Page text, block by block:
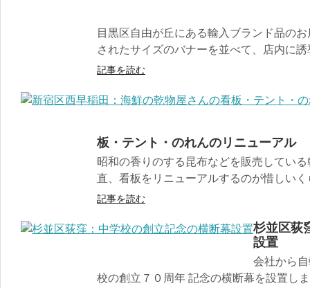
目黒区自由が丘にある輸入ブランド品の
されたサイズのバナーを並べて、店内に
記事を読む
板・テント・のれんのリニューアル
昭和の香りのする昆布などを販売してい
直、看板をリニューアルするのが惜しい
記事を読む
杉並区荻
設置
会社から
校の創立７０周年 記念の横断幕を設置し